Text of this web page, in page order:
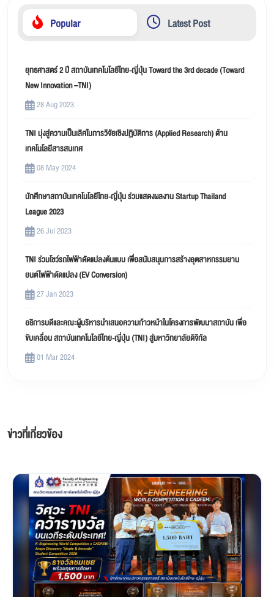
Popular Latest Post
ยุทธศาสตร์ 2 ปี สถาบันเทคโนโลยีไทย-ญี่ปุ่น Toward the 3rd decade (Toward
New Innovation –TNI)
28 Aug 2023
TNI มุ่งสู่ความเป็นเลิศในการวิจัยเชิงปฏิบัติการ (Applied Research) ด้าน
เทคโนโลยีสารสนเทศ
08 May 2024
นักศึกษาสถาบันเทคโนโลยีไทย-ญี่ปุ่น ร่วมแสดงผลงาน Startup Thailand
League 2023
26 Jul 2023
TNI ร่วมโชว์รถไฟฟ้าดัดแปลงต้นแบบ เพื่อสนับสนุนการสร้างอุตสาหกรรมยาน
ยนต์ไฟฟ้าดัดแปลง (EV Conversion)
27 Jan 2023
อธิการบดีและคณะผู้บริหารนำเสนอความก้าวหน้าในโครงการพัฒนาสถาบัน เพื่อ
ขับเคลื่อน สถาบันเทคโนโลยีไทย-ญี่ปุ่น (TNI) สู่มหาวิทยาลัยดิจิทัล
01 Mar 2024
ข่าวที่เกี่ยวข้อง